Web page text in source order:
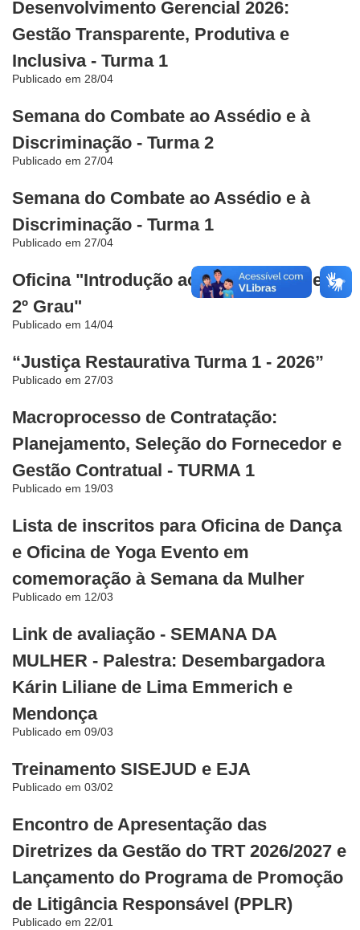
Desenvolvimento Gerencial 2026:
Gestão Transparente, Produtiva e
Inclusiva - Turma 1
Publicado em 28/04
Semana do Combate ao Assédio e à
Discriminação - Turma 2
Publicado em 27/04
Semana do Combate ao Assédio e à
Discriminação - Turma 1
Publicado em 27/04
Oficina "Introdução ao SIstema Galileu-
2º Grau"
Publicado em 14/04
“Justiça Restaurativa Turma 1 - 2026”
Publicado em 27/03
Macroprocesso de Contratação:
Planejamento, Seleção do Fornecedor e
Gestão Contratual - TURMA 1
Publicado em 19/03
Lista de inscritos para Oficina de Dança
e Oficina de Yoga Evento em
comemoração à Semana da Mulher
Publicado em 12/03
Link de avaliação - SEMANA DA
MULHER - Palestra: Desembargadora
Kárin Liliane de Lima Emmerich e
Mendonça
Publicado em 09/03
Treinamento SISEJUD e EJA
Publicado em 03/02
Encontro de Apresentação das
Diretrizes da Gestão do TRT 2026/2027 e
Lançamento do Programa de Promoção
de Litigância Responsável (PPLR)
Publicado em 22/01